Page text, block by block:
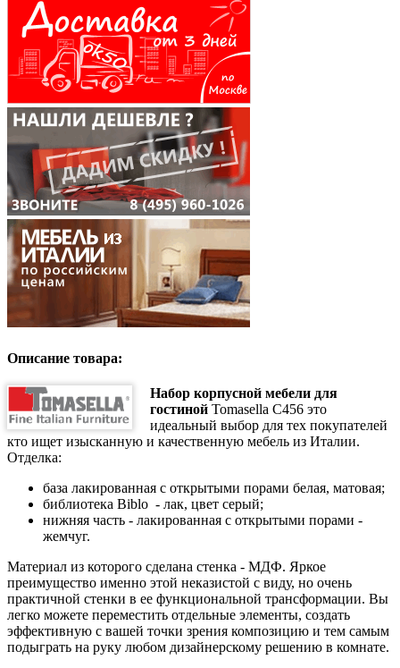
Описание товара:
Набор корпусной мебели для
гостиной Tomasella C456 это
идеальный выбор для тех покупателей
кто ищет изысканную и качественную мебель из Италии.
Отделка:
база лакированная с открытыми порами белая, матовая;
библиотека Biblo - лак, цвет серый;
нижняя часть - лакированная с открытыми порами -
жемчуг.
Материал из которого сделана стенка - МДФ. Яркое
преимущество именно этой неказистой с виду, но очень
практичной стенки в ее функциональной трансформации. Вы
легко можете переместить отдельные элементы, создать
эффективную с вашей точки зрения композицию и тем самым
подыграть на руку любом дизайнерскому решению в комнате.